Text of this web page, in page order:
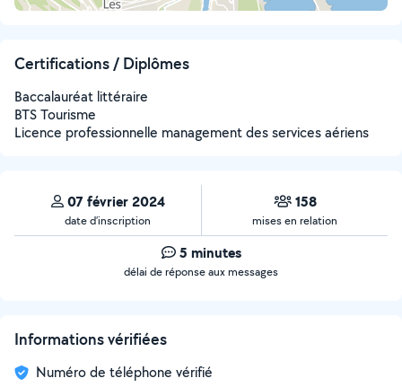
Certifications / Diplômes
Baccalauréat littéraire
BTS Tourisme
Licence professionnelle management des services aériens
07 février 2024
date d’inscription
158
mises en relation
5 minutes
délai de réponse aux messages
Informations vérifiées
Numéro de téléphone vérifié